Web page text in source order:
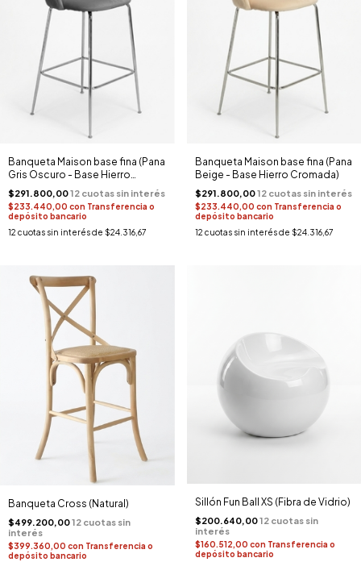
Banqueta Maison base fina (Pana
Gris Oscuro - Base Hierro
Cromada)
$291.800,00
$233.440,00 con Transferencia o
depósito bancario
12 cuotas sin interés de $24.316,67
Banqueta Maison base fina (Pana
Beige - Base Hierro Cromada)
$291.800,00
$233.440,00 con Transferencia o
depósito bancario
12 cuotas sin interés de $24.316,67
Banqueta Cross (Natural)
$499.200,00
$399.360,00 con Transferencia o
depósito bancario
Sillón Fun Ball XS (Fibra de Vidrio)
$200.640,00
$160.512,00 con Transferencia o
depósito bancario